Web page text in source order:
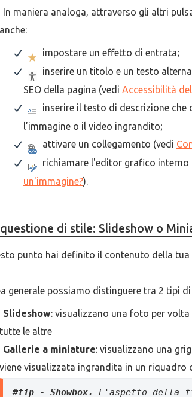
In maniera analoga, attraverso gli altri
anche:
impostare un effetto di entrata;
inserire un titolo e un testo
SEO della pagina (vedi Accessibilità
inserire il testo di descrizione che
l’immagine o il video ingrandito;
attivare un collegamento (vedi
richiamare l'editor grafico
un'immagine?).
di stile: Slideshow o
punto hai definito il contenuto della
generale possiamo distinguere tra 2 tipi
Slideshow: visualizzano una foto per
tutte le altre
Gallerie a miniature: visualizzano una
viene visualizzata ingrandita in un riquadro
#tip - Showbox.
L'aspetto della